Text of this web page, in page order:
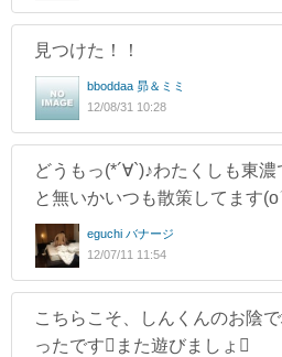
見つけた！！
bboddaa 昴＆ミミ
12/08/31 10:28
どうもっ(*´∀`)♪わたくしも東
と無いかいつも散策してます
eguchi バナージ
12/07/11 11:54
こちらこそ、しんくんのお陰
ったですまた遊びましょ